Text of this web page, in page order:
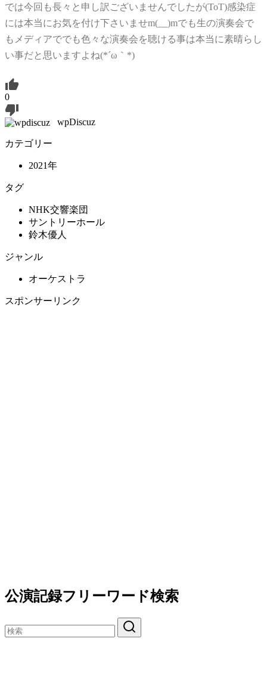
では今回も長々と申し訳ございませんでしたが(ToT)感染症
には本当にお気を付け下さいませm(__)mでも生の演奏会で
もメディアででも色々な演奏会を聴ける事は本当に素晴らし
い事だと思いますよね(*´ω｀*)
0
wpDiscuz
カテゴリー
2021年
タグ
NHK交響楽団
サントリーホール
鈴木優人
ジャンル
オーケストラ
スポンサーリンク
公演記録フリーワード検索